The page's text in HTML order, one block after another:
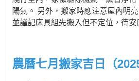
陽氣。 另外，搬家時應注意屋內明
並謹記床具組先搬入但不定位，待安
農曆七月搬家吉日（